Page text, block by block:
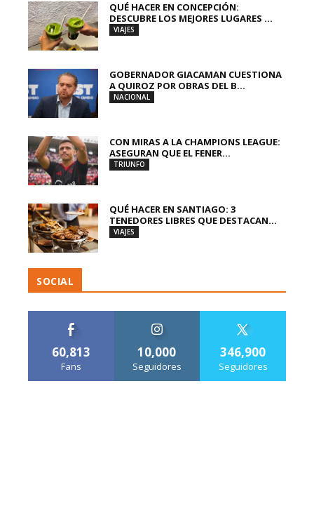
QUÉ HACER EN CONCEPCIÓN:
DESCUBRE LOS MEJORES LUGARES ...
VIAJES
GOBERNADOR GIACAMAN CUESTIONA
A QUIROZ POR OBRAS DEL B...
NACIONAL
CON MIRAS A LA CHAMPIONS LEAGUE:
ASEGURAN QUE EL FENER...
TRIUNFO
QUÉ HACER EN SANTIAGO: 3
TENEDORES LIBRES QUE DESTACAN...
VIAJES
SOCIAL
60,813
Fans
10,000
Seguidores
346,900
Seguidores